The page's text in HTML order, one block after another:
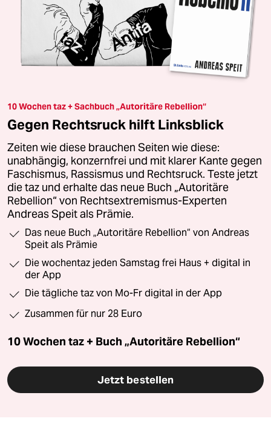
10 Wochen taz + Sachbuch „Autoritäre Rebellion“
Gegen Rechtsruck hilft Linksblick
Zeiten wie diese brauchen Seiten wie diese:
unabhängig, konzernfrei und mit klarer Kante gegen
Faschismus, Rassismus und Rechtsruck. Teste jetzt
die taz und erhalte das neue Buch „Autoritäre
Rebellion“ von Rechtsextremismus-Experten
Andreas Speit als Prämie.
Das neue Buch „Autoritäre Rebellion“ von Andreas
Speit als Prämie
Die wochentaz jeden Samstag frei Haus + digital in
der App
Die tägliche taz von Mo-Fr digital in der App
Zusammen für nur 28 Euro
10 Wochen taz + Buch „Autoritäre Rebellion“
Jetzt bestellen